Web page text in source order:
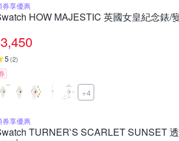
券享優惠
HOW MAJESTIC 英國女皇紀念錶/
3,450
5 (2)
+4
券享優惠
TURNER‵S SCARLET SUNSET